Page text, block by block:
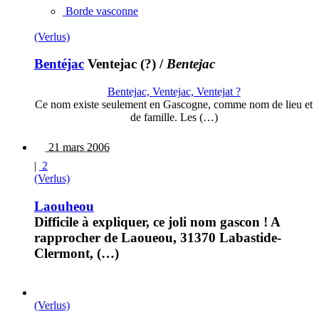
Borde vasconne
(Verlus)
Bentéjac Ventejac (?) /Bentejac
Bentejac, Ventejac, Ventejat ?
Ce nom existe seulement en Gascogne, comme nom de lieu et
de famille. Les (…)
21 mars 2006
| 2
(Verlus)
Laouheou
Difficile à expliquer, ce joli nom gascon ! A
rapprocher de Laoueou, 31370 Labastide-
Clermont, (…)
(Verlus)